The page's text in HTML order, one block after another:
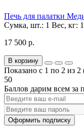
Печь для палатки
Сумка, шт.: 1 Вес, кг:
17 500 р.
В корзину
Показано с 1 по 2 из 2
50
Баллов дарим всем за
Оформить подписку